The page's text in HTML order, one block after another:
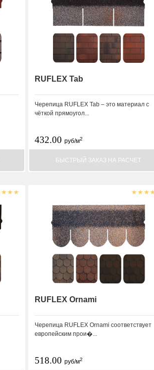
RUFLEX Tab
Черепица RUFLEX Tab – это материал с
чёткой прямоугол...
432.00 руб/м2
БЫСТРЫЙ ЗАКАЗ НА РАСЧЕТ
RUFLEX Ornami
Черепица RUFLEX Ornami соответствует
европейским прои�...
518.00 руб/м2